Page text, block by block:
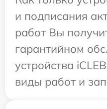
и подписания
работ Вы
гарантийном
устройства
виды работ и